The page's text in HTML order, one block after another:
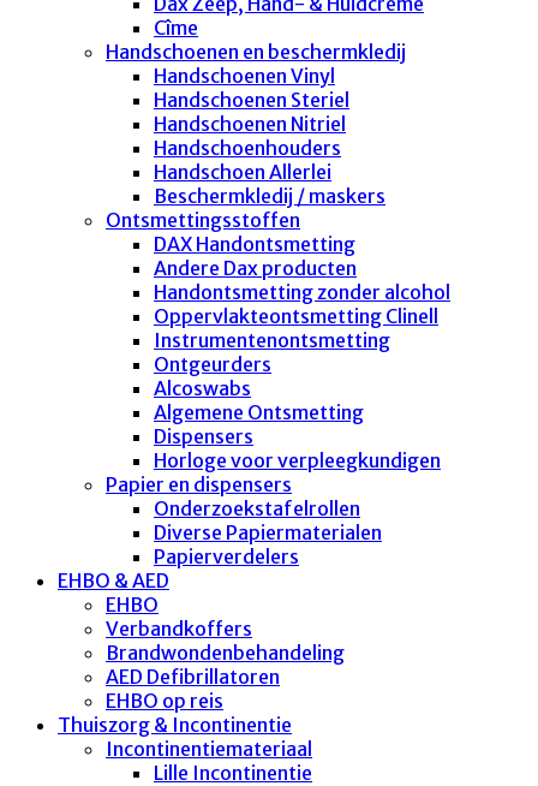
Cîme
Handschoenen en beschermkledij
Handschoenen Vinyl
Handschoenen Steriel
Handschoenen Nitriel
Handschoenhouders
Handschoen Allerlei
Beschermkledij / maskers
Ontsmettingsstoffen
DAX Handontsmetting
Andere Dax producten
Handontsmetting zonder alcohol
Oppervlakteontsmetting Clinell
Instrumentenontsmetting
Ontgeurders
Alcoswabs
Algemene Ontsmetting
Dispensers
Horloge voor verpleegkundigen
Papier en dispensers
Onderzoekstafelrollen
Diverse Papiermaterialen
Papierverdelers
EHBO & AED
EHBO
Verbandkoffers
Brandwondenbehandeling
AED Defibrillatoren
EHBO op reis
Thuiszorg & Incontinentie
Incontinentiemateriaal
Lille Incontinentie